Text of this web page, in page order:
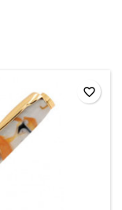
favorite_border